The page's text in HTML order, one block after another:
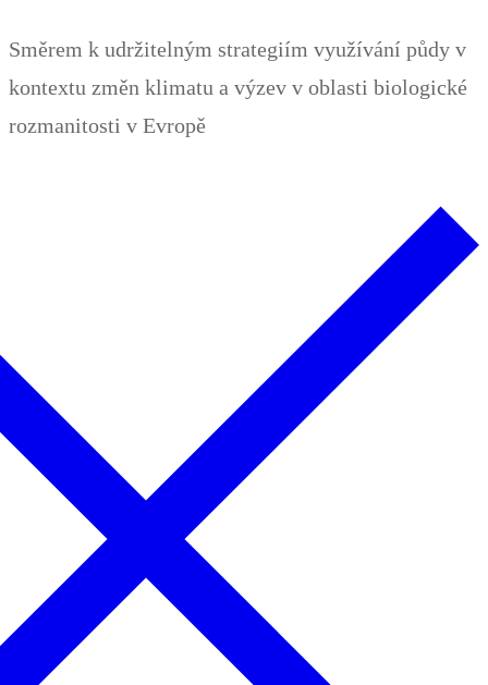
Inhalt
springen
Směrem k udržitelným strategiím využívání půdy v
kontextu změn klimatu a výzev v oblasti biologické
rozmanitosti v Evropě